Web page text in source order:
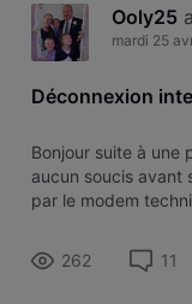
Ooly25
mardi 25
Déconnexion
Bonjour suite à une
aucun soucis avant
par le modem
(Télétravail, jeux
l'assistance qui doit
262 11